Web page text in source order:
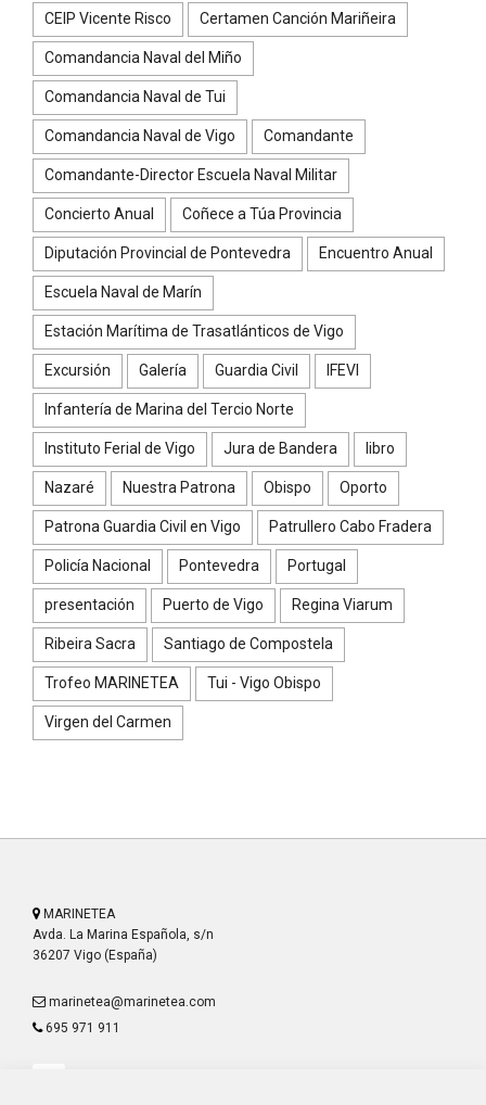
CEIP Vicente Risco Certamen Canción Mariñeira
Comandancia Naval del Miño
Comandancia Naval de Tui
Comandancia Naval de Vigo Comandante
Comandante-Director Escuela Naval Militar
Concierto Anual Coñece a Túa Provincia
Diputación Provincial de Pontevedra Encuentro Anual
Escuela Naval de Marín
Estación Marítima de Trasatlánticos de Vigo
Excursión Galería Guardia Civil IFEVI
Infantería de Marina del Tercio Norte
Instituto Ferial de Vigo Jura de Bandera libro
Nazaré Nuestra Patrona Obispo Oporto
Patrona Guardia Civil en Vigo Patrullero Cabo Fradera
Policía Nacional Pontevedra Portugal
presentación Puerto de Vigo Regina Viarum
Ribeira Sacra Santiago de Compostela
Trofeo MARINETEA Tui - Vigo Obispo
Virgen del Carmen
MARINETEA
Avda. La Marina Española, s/n
36207 Vigo (España)
marinetea@marinetea.com
695 971 911